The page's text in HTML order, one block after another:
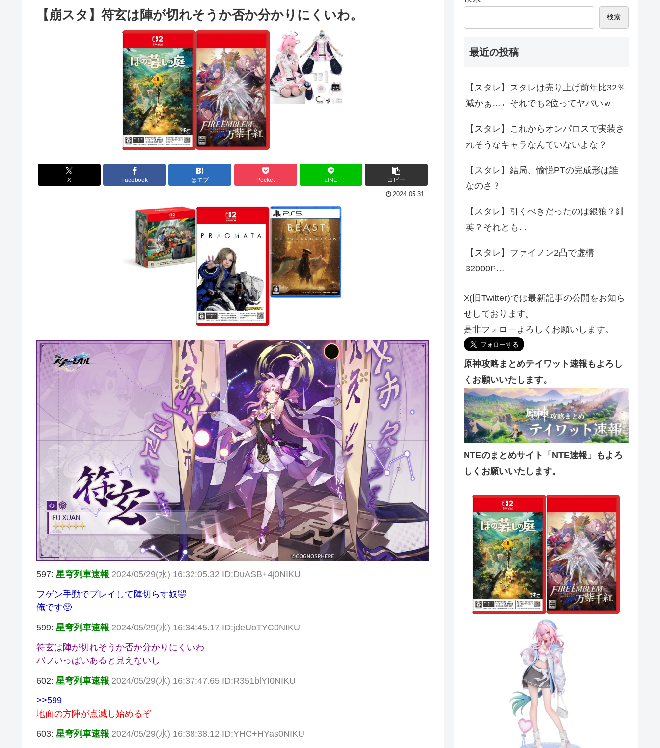
【崩スタ】符玄は陣が切れそうか否か分かりにくいわ。
X Facebook はてブ Pocket LINE コピー
2024.05.31
597: 星穹列車速報 2024/05/29(水) 16:32:05.32 ID:DuASB+4j0NIKU
フゲン手動でプレイして陣切らす奴🤣
俺です🥺
599: 星穹列車速報 2024/05/29(水) 16:34:45.17 ID:jdeUoTYC0NIKU
符玄は陣が切れそうか否か分かりにくいわ
バフいっぱいあると見えないし
602: 星穹列車速報 2024/05/29(水) 16:37:47.65 ID:R351blYI0NIKU
>>599
地面の方陣が点滅し始めるぞ
603: 星穹列車速報 2024/05/29(水) 16:38:38.12 ID:YHC+HYas0NIKU
検索
最近の投稿
【スタレ】スタレは売り上げ前年比32％
減かぁ…←それでも2位ってヤバいｗ
【スタレ】これからオンパロスで実装さ
れそうなキャラなんていないよな？
【スタレ】結局、愉悦PTの完成形は誰
なのさ？
【スタレ】引くべきだったのは銀狼？緋
英？それとも…
【スタレ】ファイノン2凸で虚構
32000P…
X(旧Twitter)では最新記事の公開をお知ら
せしております。
是非フォローよろしくお願いします。
原神攻略まとめテイワット速報もよろし
くお願いいたします。
NTEのまとめサイト「NTE速報」もよろ
しくお願いいたします。